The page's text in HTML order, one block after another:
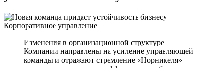
Корпоративное управление
Изменения в организационной структуре
Компании направлены на усиление управляющей
команды и отражают стремление «Норникеля»